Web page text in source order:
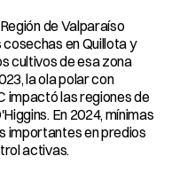
de Valparaíso
en Quillota y
cultivos de esa zona
la ola polar con
impactó las regiones de
En 2024, mínimas
importantes en predios
activas.